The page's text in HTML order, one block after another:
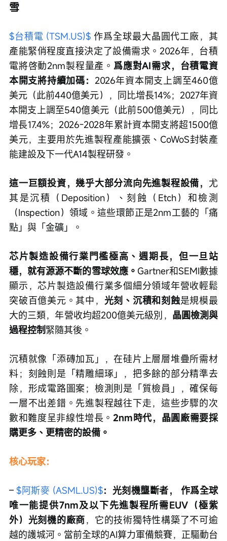
雪
$台積電 (TSM.US)$ 作爲全球最大晶圓代工廠，其
產能緊俏程度直接決定了設備需求。2026年，台積
電將啓動2nm製程量產。 爲應對AI需求，台積電資
本開支將持續加碼： 2026年資本開支上調至460億
美元（此前440億美元），同比增長14%；2027年資
本開支上調至540億美元（此前500億美元），同比
增長17.4%；2026-2028年累計資本開支將超1500億
美元，主要用於先進製程產能擴張、Co­W­oS封裝產
能建設及下一代A14製程研發。
這一巨額投資，幾乎大部分流向先進製程設備， 尤
其是沉積（Deposition）、刻蝕（Etch）和檢測
（Inspection）領域。這些環節正是2nm工藝的「痛
點」與「金礦」。
芯片製造設備行業門檻極高、週期長，但一旦站
穩，就有源源不斷的雪球效應。 Gartner和SEMI數據
顯示，芯片製造設備行業多個細分領域年營收輕鬆
突破百億美元。其中， 光刻、沉積和刻蝕是規模最
大的三類，年營收均超200億美元級別， 晶圓檢測與
過程控制緊隨其後。
沉積就像「添磚加瓦」，在硅片上層層堆疊所需材
料；刻蝕則是「精雕細琢」，把多餘的部分精準去
除，形成電路圖案；檢測則是「質檢員」，確保每
一層不出差錯。先進製程越往下走，這些步驟的次
數和難度呈非線性增長。2nm時代，晶圓廠需要採
購更多、更精密的設備。
核心玩家：
– $阿斯麥 (ASML.US)$：光刻機壟斷者，
作爲全球
唯一能提供7nm及以下先進製程所需EUV（極紫
外）光刻機的廠商，它的技術獨特性構築了不可逾
越的護城河。當前全球的AI算力軍備競賽，正驅動台